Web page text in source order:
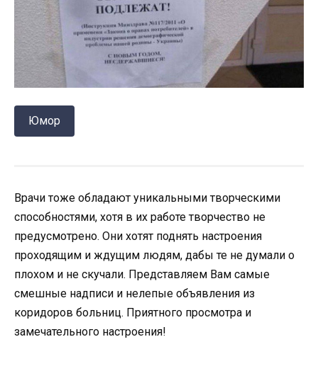
Юмор
Врачи тоже обладают уникальными творческими
способностями, хотя в их работе творчество не
предусмотрено. Они хотят поднять настроения
проходящим и ждущим людям, дабы те не думали о
плохом и не скучали. Представляем Вам самые
смешные надписи и нелепые объявления из
коридоров больниц. Приятного просмотра и
замечательного настроения!